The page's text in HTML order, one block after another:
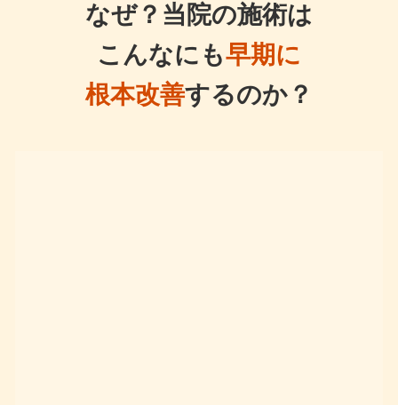
なぜ？当院の施術は
こんなにも早期に
根本改善するのか？